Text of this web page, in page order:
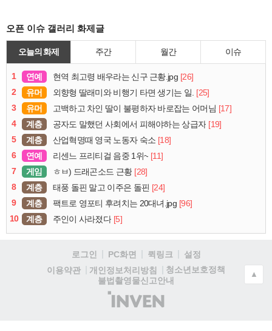
오픈 이슈 갤러리 화제글
오늘의 화제 주간 월간 이슈
1 연예 현역 최고령 배우라는 신구 근황.jpg [26]
2
유머 외향형 딸래미와 비행기 타면 생기는 일. [25]
3
유머 고백하고 차인 딸이 불평하자 바로잡는 어머님 [17]
4
계층 공자도 말했던 사회에서 피해야하는 상급자 [19]
5
계층 산업혁명때 영국 노동자 숙소 [18]
6
연예 리센느 프리티걸 음중 1위~ [11]
7
게임 ㅎㅂ) 드래곤소드 근황 [28]
8
계층 태풍 돌핀 말고 이주은 돌핀 [24]
9
계층 팩트로 영포티 후려치는 20대녀.jpg [96]
10
계층 주인이 사라졌다 [5]
로그인 PC화면 퀵링크
설정
이용약관
개인정보처리방침
청소년보호정책
불법촬영물신고안내
(주)
인
▲